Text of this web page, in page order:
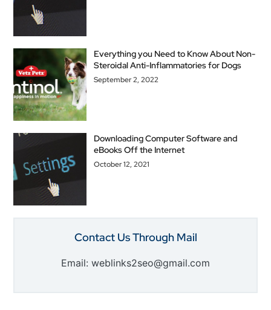
Everything you Need to Know About Non-
Steroidal Anti-Inflammatories for Dogs
September 2, 2022
Downloading Computer Software and
eBooks Off the Internet
October 12, 2021
Contact Us Through Mail
Email: weblinks2seo@gmail.com